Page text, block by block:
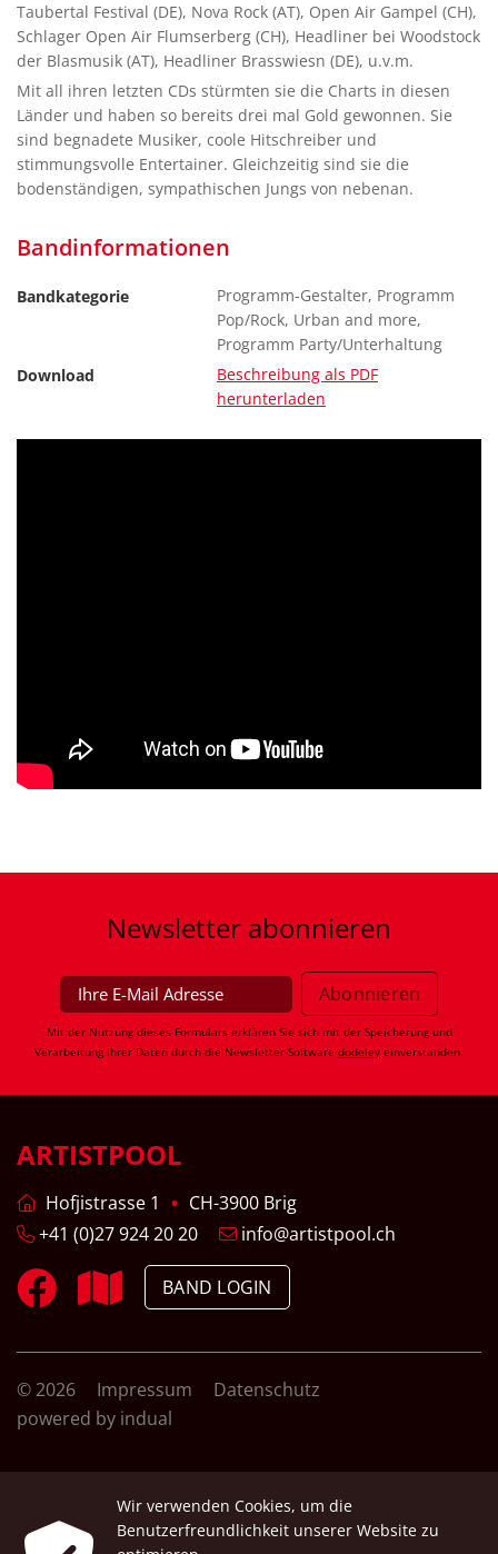
Taubertal Festival (DE), Nova Rock (AT), Open Air Gampel (CH),
Schlager Open Air Flumserberg (CH), Headliner bei Woodstock
der Blasmusik (AT), Headliner Brasswiesn (DE), u.v.m.
Mit all ihren letzten CDs stürmten sie die Charts in diesen
Länder und haben so bereits drei mal Gold gewonnen. Sie
sind begnadete Musiker, coole Hitschreiber und
stimmungsvolle Entertainer. Gleichzeitig sind sie die
bodenständigen, sympathischen Jungs von nebenan.
Bandinformationen
Bandkategorie
Programm-Gestalter, Programm
Pop/Rock, Urban and more,
Programm Party/Unterhaltung
Download
Beschreibung als PDF
herunterladen
Newsletter abonnieren
Mit der Nutzung dieses Formulars erklären Sie sich mit der Speicherung und
Verarbeitung Ihrer Daten durch die Newsletter-Software dodeley einverstanden.
ARTISTPOOL
Hofjistrasse 1
CH-3900 Brig
+41 (0)27 924 20 20
info@artistpool.ch
BAND LOGIN
© 2026 Impressum
Datenschutz
powered by indual
Wir verwenden Cookies, um die
Benutzerfreundlichkeit unserer Website zu